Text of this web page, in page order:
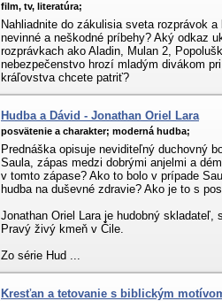
film, tv, literatúra;
Nahliadnite do zákulisia sveta rozprávok
nevinné a neškodné príbehy? Aký odkaz
rozprávkach ako Aladin, Mulan 2,
nebezpečenstvo hrozí mladým divákom
kráľovstva chcete patriť?
Hudba a Dávid - Jonathan Oriel Lara
posvätenie a charakter; moderná hudba;
Prednáška opisuje neviditeľný duchovný
Saula, zápas medzi dobrými anjelmi a
v tomto zápase? Ako to bolo v prípade
hudba na duševné zdravie? Ako je to s
Jonathan Oriel Lara je hudobný skladateľ,
Pravý živý kmeň v Čile.
Zo série Hud ...
Kresťan a tetovanie s biblickým